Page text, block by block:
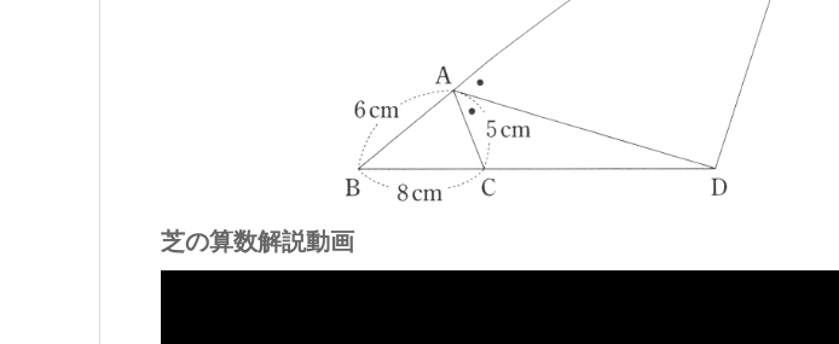
芝の算数解説動画